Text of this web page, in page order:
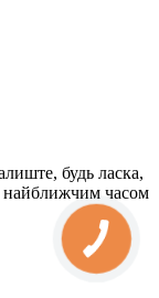
будь ласка,
найближчим часом